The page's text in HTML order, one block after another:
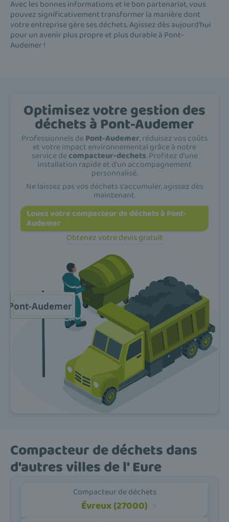
Avec les bonnes informations et le bon partenariat, vous
pouvez significativement transformer la manière dont
votre entreprise gère ses déchets. Agissez dès aujourd'hui
pour un avenir plus propre et plus durable à Pont-
Audemer !
Optimisez votre gestion des
déchets à Pont-Audemer
Professionnels dePont-Audemer, réduisez vos coûts
et votre impact environnemental grâce à notre
service decompacteur-dechets. Profitez d'une
installation rapide et d'un accompagnement
personnalisé.
Ne laissez pas vos déchets s'accumuler, agissez dès
maintenant.
Louez votre compacteur de déchets à Pont-
Audemer
Obtenez votre devis gratuit
Compacteur de déchets dans
d'autres villes de l' Eure
Compacteur de déchets
Évreux (27000)